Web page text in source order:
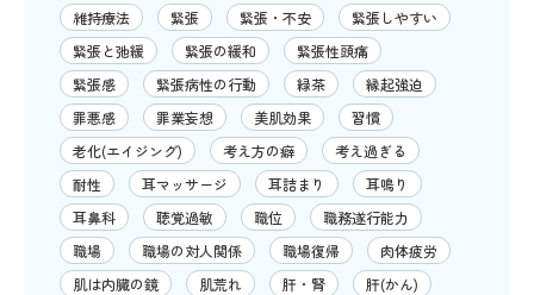
維持療法
緊張 緊張・不安
緊張しやすい
緊張と弛緩
緊張の緩和
緊張性頭痛
緊張感
緊張病性の行動 緑茶
縁起強迫
罪悪感
罪業妄想 美肌効果
習慣
老化(エイジング)
考え方の癖
考え過ぎる
耐性
耳マッサージ 耳詰まり
耳鳴り
耳鼻科
聴覚過敏 職位
職務遂行能力
職場
職場の対人関係 職場復帰
肉体疲労
肌は内臓の鏡
肌荒れ 肝・腎
肝(かん)